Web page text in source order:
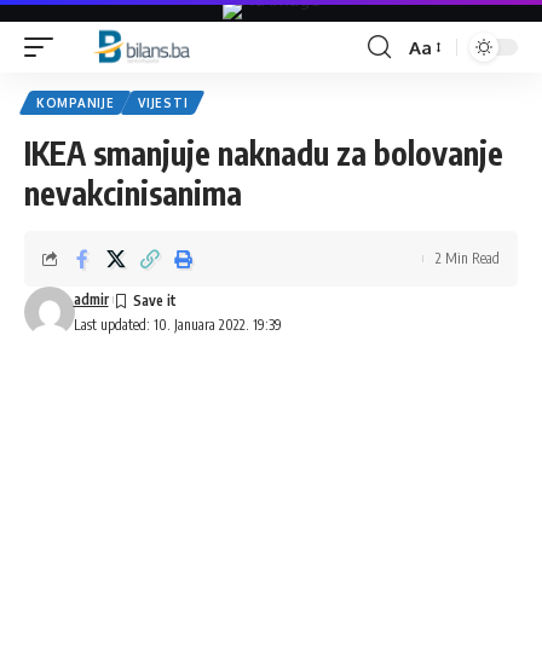
Font
Aa
KOMPANIJE VIJESTI
IKEA smanjuje naknadu za bolovanje
nevakcinisanima
Last updated: 10. Januara 2022. 19:39
admir
2 Min Read